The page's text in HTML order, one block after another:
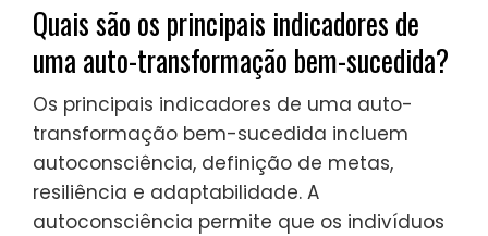
Quais são os principais indicadores de
uma auto-transformação bem-sucedida?
Os principais indicadores de uma auto-
transformação bem-sucedida incluem
autoconsciência, definição de metas,
resiliência e adaptabilidade. A
autoconsciência permite que os indivíduos